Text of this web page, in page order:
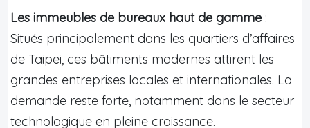
Les immeubles de bureaux haut de gamme :
Situés principalement dans les quartiers d’affaires
de Taipei, ces bâtiments modernes attirent les
grandes entreprises locales et internationales. La
demande reste forte, notamment dans le secteur
technologique en pleine croissance.